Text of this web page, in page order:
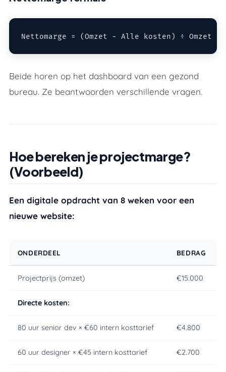
Beide horen op het dashboard van een gezond
bureau. Ze beantwoorden verschillende vragen.
Hoe bereken je projectmarge?
(Voorbeeld)
Een digitale opdracht van 8 weken voor een
nieuwe website:
ONDERDEEL BEDRAG
Projectprijs (omzet) €15.000
Directe kosten:
80 uur senior dev × €60 intern kosttarief €4.800
60 uur designer × €45 intern kosttarief €2.700